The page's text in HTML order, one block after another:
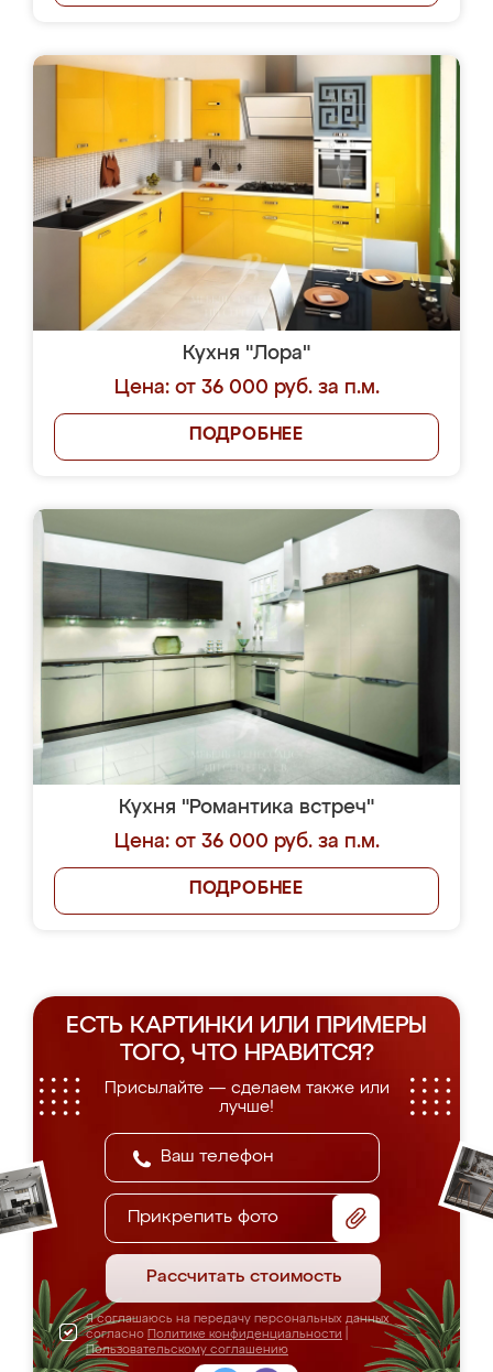
Кухня "Лора"
Цена: от 36 000 руб. за п.м.
ПОДРОБНЕЕ
Кухня "Романтика встреч"
Цена: от 36 000 руб. за п.м.
ПОДРОБНЕЕ
ЕСТЬ КАРТИНКИ ИЛИ ПРИМЕРЫ
ТОГО, ЧТО НРАВИТСЯ?
Присылайте — сделаем также или
лучше!
Прикрепить фото
Рассчитать стоимость
Я соглашаюсь на передачу персональных данных
согласно Политике конфиденциальности
Пользовательскому соглашению